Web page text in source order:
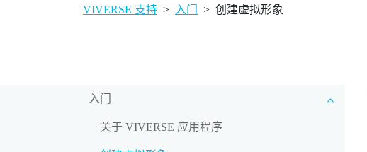
VIVERSE 支持 > 入门 > 创建虚拟形象
入门
关于 VIVERSE 应用程序